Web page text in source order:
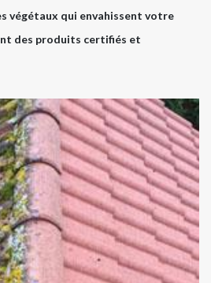
végétaux qui envahissent votre
des produits certifiés et